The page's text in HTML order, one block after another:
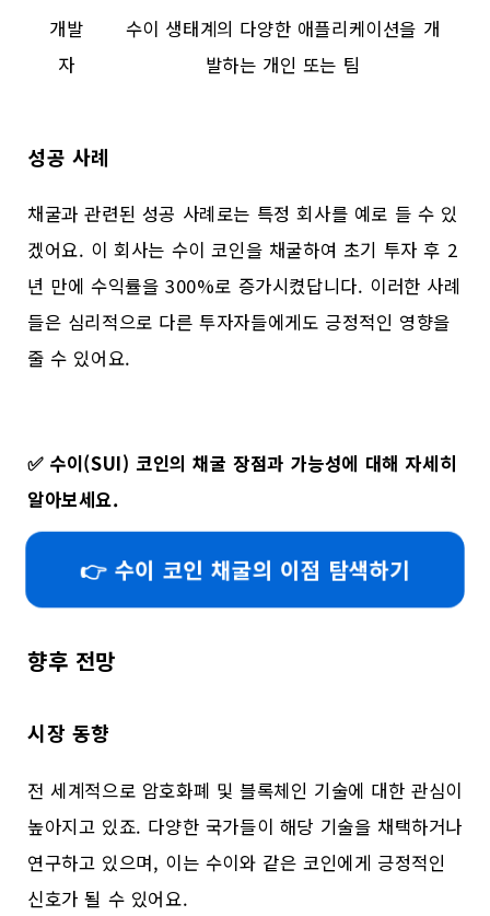
개발
자
수이 생태계의 다양한 애플리케이션을 개
발하는 개인 또는 팀
성공 사례
채굴과 관련된 성공 사례로는 특정 회사를 예로 들 수 있
겠어요. 이 회사는 수이 코인을 채굴하여 초기 투자 후 2
년 만에 수익률을 300%로 증가시켰답니다. 이러한 사례
들은 심리적으로 다른 투자자들에게도 긍정적인 영향을
줄 수 있어요.
✅ 수이(SUI) 코인의 채굴 장점과 가능성에 대해 자세히
알아보세요.
👉 수이 코인 채굴의 이점 탐색하기
향후 전망
시장 동향
전 세계적으로 암호화폐 및 블록체인 기술에 대한 관심이
높아지고 있죠. 다양한 국가들이 해당 기술을 채택하거나
연구하고 있으며, 이는 수이와 같은 코인에게 긍정적인
신호가 될 수 있어요.